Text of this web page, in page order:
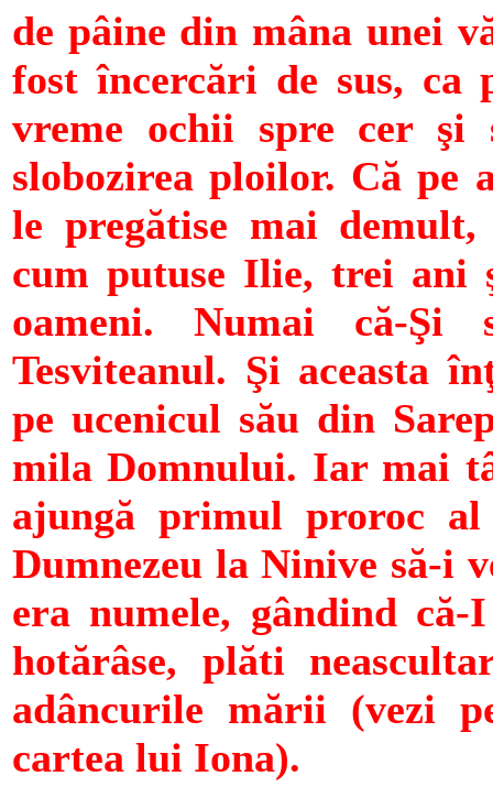
de pâine din mâna unei
fost încercări de sus, ca
vreme ochii spre cer
slobozirea ploilor. Că pe
le pregătise mai
cum putuse Ilie, trei ani
oameni. Numai că-
Tesviteanul. Şi aceasta
pe ucenicul său din
mila Domnului. Iar mai
ajungă primul proroc
Dumnezeu la Ninive să-i
era numele, gândind
hotărâse, plăti
adâncurile mării (vezi
cartea lui Iona).